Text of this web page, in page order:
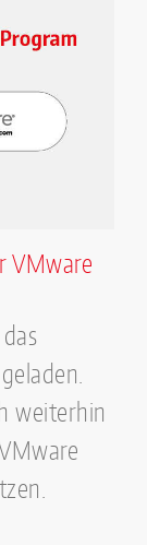
VMware
weiterhin